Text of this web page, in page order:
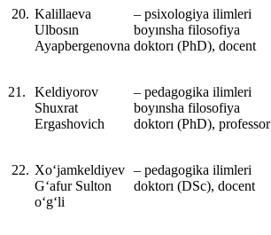
20. Kalillaeva
Ulbosın
Ayapbergenovna
‒ psixologiya ilimleri
boyınsha filosofiya
doktorı (PhD), docent
21.
Keldiyorov
Shuxrat
Ergashovich
‒ pedagogika ilimleri
boyınsha filosofiya
doktorı (PhD), professor
22. Xo‘jamkeldiyev
G‘afur Sulton
o‘g‘li
‒ pedagogika ilimleri
doktorı (DSc), docent